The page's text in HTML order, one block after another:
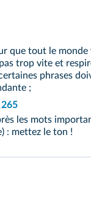
que tout le monde
trop vite et
phrases
;
les mots
: mettez le ton !